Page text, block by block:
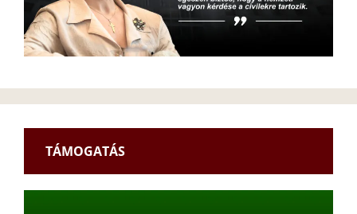
TÁMOGATÁS